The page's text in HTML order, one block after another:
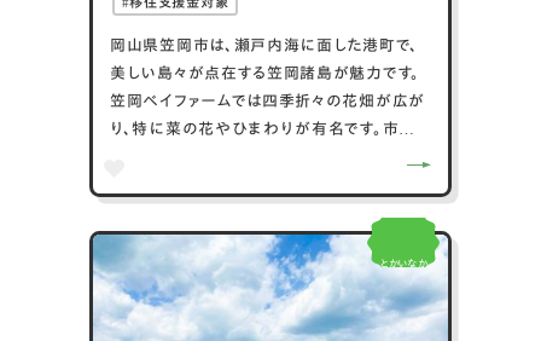
岡山県笠岡市は、瀬戸内海に面した港町で、
美しい島々が点在する笠岡諸島が魅力です。
笠岡ベイファームでは四季折々の花畑が広が
り、特に菜の花やひまわりが有名です。市内
プと醤油ベースの味が特徴です。笠岡市はま
た、養殖業が盛んで、新鮮な魚介類が楽しめ
ます。交通アクセスも良好で、JR山陽本線の笠
岡駅や、山陽自動車道の笠岡ICが利用できま
とかいなか